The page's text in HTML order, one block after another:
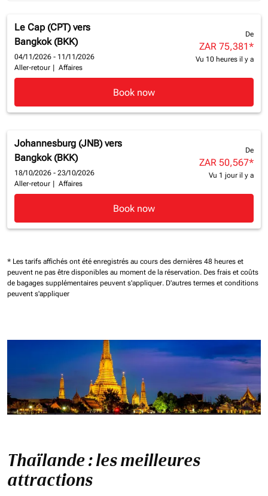
Le Cap (CPT) vers
Bangkok (BKK)
04/11/2026 - 11/11/2026
Aller-retour
Affaires
De
ZAR 75,381*
Vu 10 heures il y a
Book now
Johannesburg (JNB) vers
Bangkok (BKK)
18/10/2026 - 23/10/2026
Aller-retour
Affaires
De
ZAR 50,567*
Vu 1 jour il y a
Book now
* Les tarifs affichés ont été enregistrés au cours des dernières 48 heures et
peuvent ne pas être disponibles au moment de la réservation. Des frais et coûts
de bagages supplémentaires peuvent s'appliquer. D'autres termes et conditions
peuvent s'appliquer
Thaïlande : les meilleures
attractions